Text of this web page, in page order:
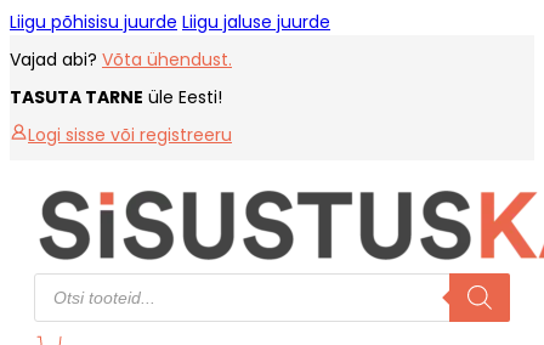
Liigu põhisisu juurde Liigu jaluse juurde
Vajad abi? Võta ühendust.
TASUTA TARNE üle Eesti!
Logi sisse või registreeru
Products
search